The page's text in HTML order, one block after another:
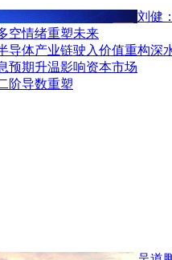
刘健
空情绪重塑未来
导体产业链驶入价值重构深
预期升温影响资本市场
阶导数重塑